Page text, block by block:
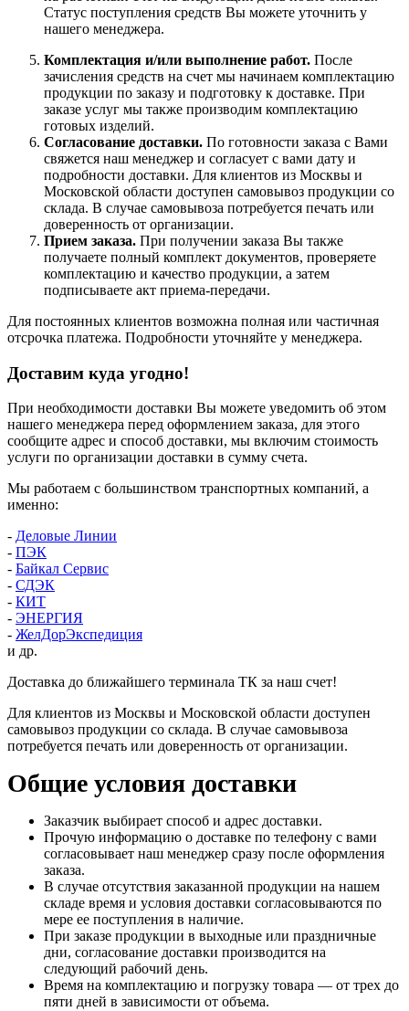
Статус поступления средств Вы можете уточнить у
нашего менеджера.
Комплектация и/или выполнение работ. После
зачисления средств на счет мы начинаем комплектацию
продукции по заказу и подготовку к доставке. При
заказе услуг мы также производим комплектацию
готовых изделий.
Согласование доставки. По готовности заказа с Вами
свяжется наш менеджер и согласует с вами дату и
подробности доставки. Для клиентов из Москвы и
Московской области доступен самовывоз продукции со
склада. В случае самовывоза потребуется печать или
доверенность от организации.
Прием заказа. При получении заказа Вы также
получаете полный комплект документов, проверяете
комплектацию и качество продукции, а затем
подписываете акт приема-передачи.
Для постоянных клиентов возможна полная или частичная
отсрочка платежа. Подробности уточняйте у менеджера.
Доставим куда угодно!
При необходимости доставки Вы можете уведомить об этом
нашего менеджера перед оформлением заказа, для этого
сообщите адрес и способ доставки, мы включим стоимость
услуги по организации доставки в сумму счета.
Мы работаем с большинством транспортных компаний, а
именно:
- Деловые Линии
- ПЭК
- Байкал Сервис
- СДЭК
- КИТ
- ЭНЕРГИЯ
- ЖелДорЭкспедиция
и др.
Доставка до ближайшего терминала ТК за наш счет!
Для клиентов из Москвы и Московской области доступен
самовывоз продукции со склада. В случае самовывоза
потребуется печать или доверенность от организации.
Общие условия доставки
Заказчик выбирает способ и адрес доставки.
Прочую информацию о доставке по телефону с вами
согласовывает наш менеджер сразу после оформления
заказа.
В случае отсутствия заказанной продукции на нашем
складе время и условия доставки согласовываются по
мере ее поступления в наличие.
При заказе продукции в выходные или праздничные
дни, согласование доставки производится на
следующий рабочий день.
Время на комплектацию и погрузку товара — от трех до
пяти дней в зависимости от объема.